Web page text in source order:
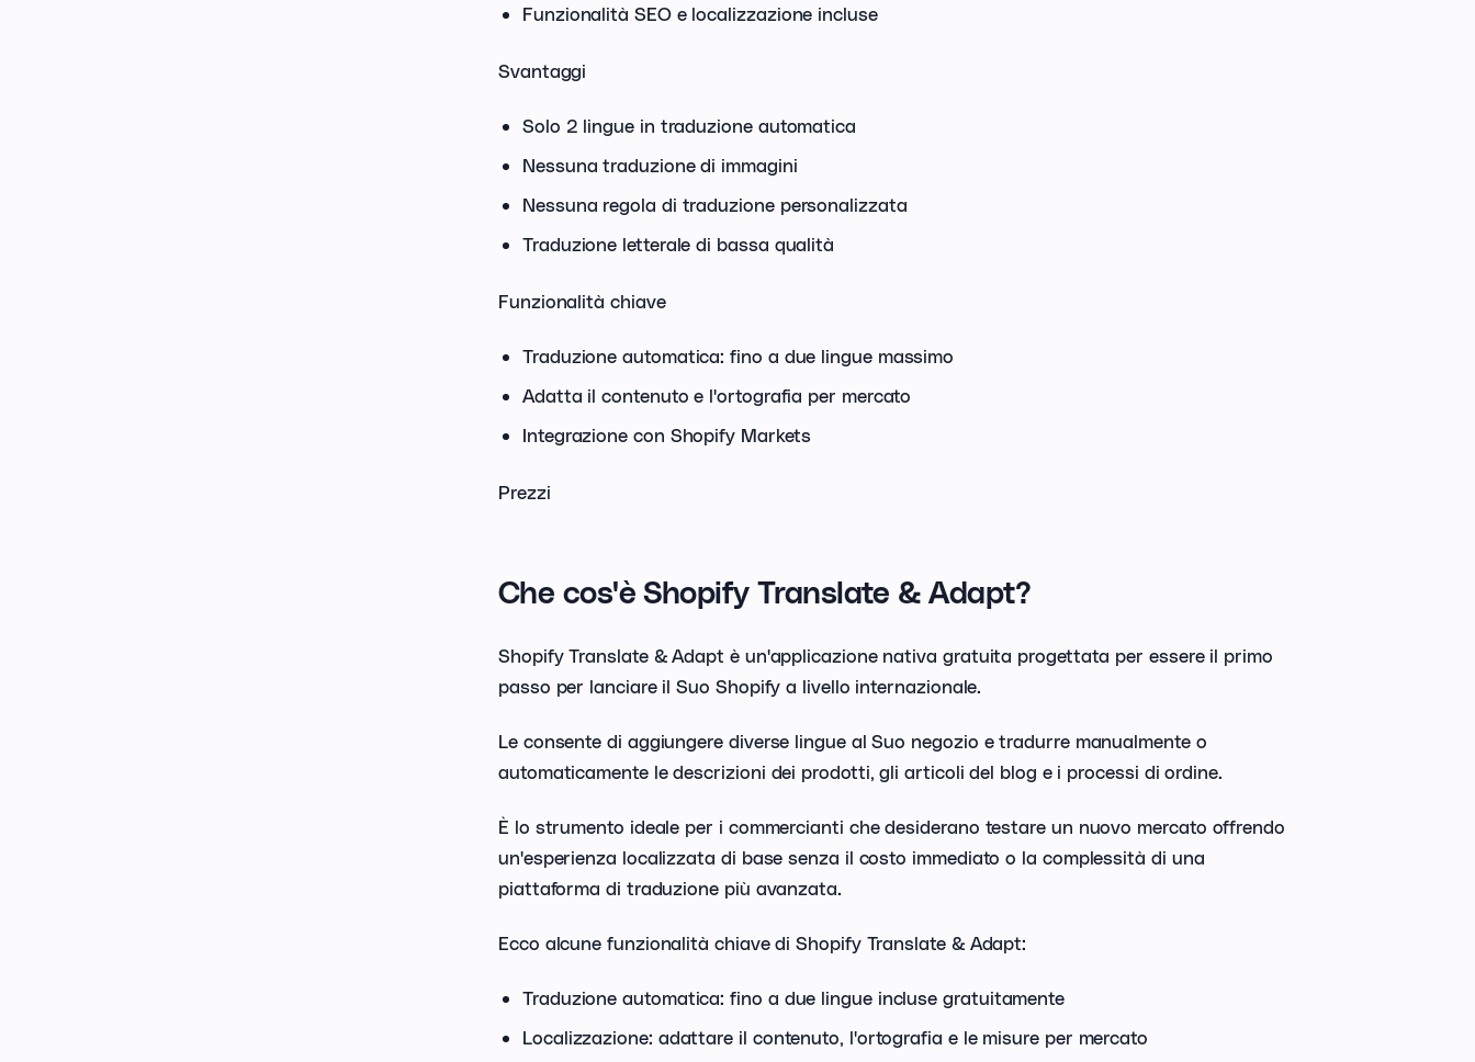
Funzionalità SEO e localizzazione incluse
Svantaggi
Solo 2 lingue in traduzione automatica
Nessuna traduzione di immagini
Nessuna regola di traduzione personalizzata
Traduzione letterale di bassa qualità
Funzionalità chiave
Traduzione automatica: fino a due lingue massimo
Adatta il contenuto e l'ortografia per mercato
Integrazione con Shopify Markets
Prezzi
Che cos'è Shopify Translate & Adapt?
Shopify Translate & Adapt è un'applicazione nativa gratuita progettata per essere il primo
passo per lanciare il Suo Shopify a livello internazionale.
Le consente di aggiungere diverse lingue al Suo negozio e tradurre manualmente o
automaticamente le descrizioni dei prodotti, gli articoli del blog e i processi di ordine.
È lo strumento ideale per i commercianti che desiderano testare un nuovo mercato offrendo
un'esperienza localizzata di base senza il costo immediato o la complessità di una
piattaforma di traduzione più avanzata.
Ecco alcune funzionalità chiave di Shopify Translate & Adapt:
Traduzione automatica: fino a due lingue incluse gratuitamente
Localizzazione: adattare il contenuto, l'ortografia e le misure per mercato